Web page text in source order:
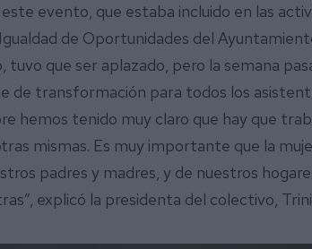
este evento, que estaba incluido en las
de Oportunidades del
tuvo que ser aplazado, pero la semana
de transformación para todos los
hemos tenido muy claro que hay que
mismas. Es muy importante que la
padres y madres, y de nuestros
explicó la presidenta del colectivo,